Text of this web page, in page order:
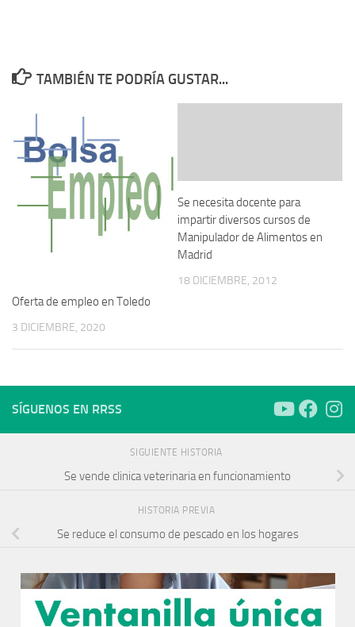
TAMBIÉN TE PODRÍA GUSTAR...
Oferta de empleo en Toledo
3 DICIEMBRE, 2020
Se necesita docente para
impartir diversos cursos de
Manipulador de Alimentos en
Madrid
18 DICIEMBRE, 2012
SÍGUENOS EN RRSS
SIGUIENTE HISTORIA
Se vende clinica veterinaria en funcionamiento
HISTORIA PREVIA
Se reduce el consumo de pescado en los hogares